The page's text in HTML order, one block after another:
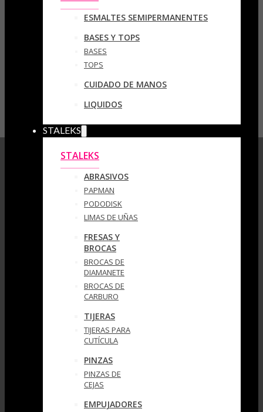
ESMALTES SEMIPERMANENTES
BASES Y TOPS
BASES
TOPS
CUIDADO DE MANOS
LIQUIDOS
STALEKS
STALEKS
ABRASIVOS
PAPMAN
PODODISK
LIMAS DE UÑAS
FRESAS Y
BROCAS
BROCAS DE
DIAMANETE
BROCAS DE
CARBURO
TIJERAS
TIJERAS PARA
CUTÍCULA
PINZAS
PINZAS DE
CEJAS
EMPUJADORES